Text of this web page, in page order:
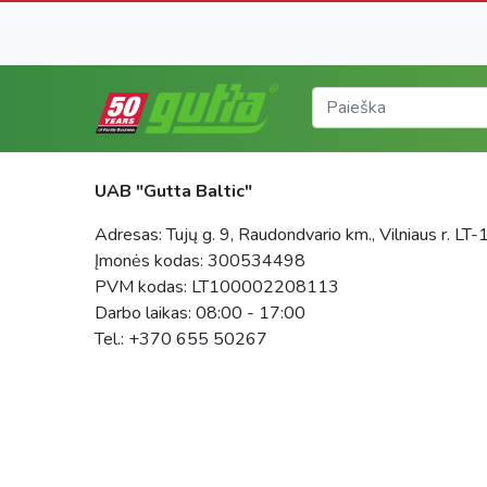
UAB "Gutta Baltic"
Adresas: Tujų g. 9, Raudondvario km., Vilniaus r.
Įmonės kodas: 300534498
PVM kodas: LT100002208113
Darbo laikas: 08:00 - 17:00
Tel.: +370 655 50267